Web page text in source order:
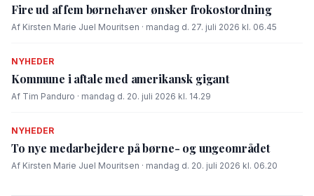
Fire ud af fem børnehaver ønsker frokostordning
Af Kirsten Marie Juel Mouritsen · mandag d. 27. juli 2026 kl. 06.45
NYHEDER
Kommune i aftale med amerikansk gigant
Af Tim Panduro · mandag d. 20. juli 2026 kl. 14.29
NYHEDER
To nye medarbejdere på børne- og ungeområdet
Af Kirsten Marie Juel Mouritsen · mandag d. 20. juli 2026 kl. 06.20